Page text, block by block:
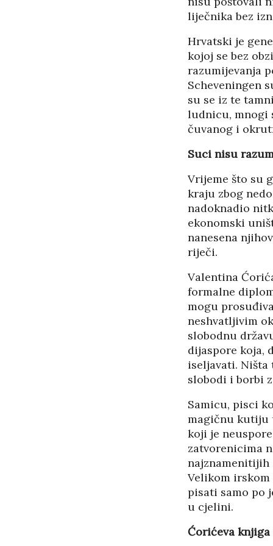
liječnika bez
Hrvatski je
kojoj se bez
razumijevanja
Scheveningen
su se iz te
ludnicu, mnogi
čuvanog i
Suci nisu
Vrijeme što su
kraju zbog
nadoknadio
ekonomski
nanesena
riječi.
Valentina
formalne
mogu
neshvatljivim
slobodnu
dijaspore koja,
iseljavati.
slobodi i borbi
Samicu, pisci
magičnu kutiju
koji je
zatvorenicima
najznamenitijih
Velikom
pisati samo po
u cjelini.
Ćorićeva